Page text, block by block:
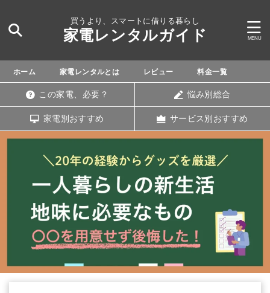
買うより、スマートに借りる暮らし
家電レンタルガイド
ホーム 家電レンタルとは レビュー 料金一覧
この家電、必要？ 悩み別総合
家電別おすすめ サービス別おすすめ